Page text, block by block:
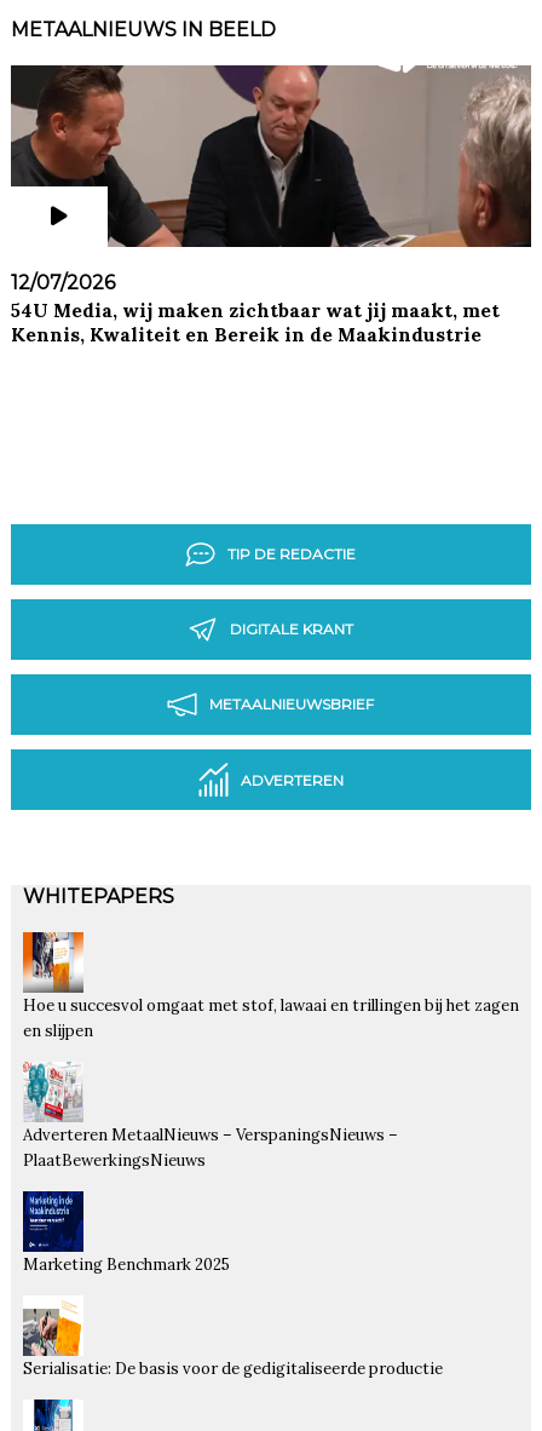
METAALNIEUWS IN BEELD
12/07/2026
54U Media, wij maken zichtbaar wat jij maakt, met
Kennis, Kwaliteit en Bereik in de Maakindustrie
TIP DE REDACTIE
DIGITALE KRANT
METAALNIEUWSBRIEF
ADVERTEREN
WHITEPAPERS
Hoe u succesvol omgaat met stof, lawaai en trillingen bij het zagen
en slijpen
Adverteren MetaalNieuws – VerspaningsNieuws –
PlaatBewerkingsNieuws
Marketing Benchmark 2025
Serialisatie: De basis voor de gedigitaliseerde productie